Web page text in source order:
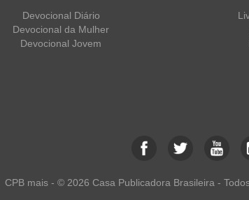
Devocional Diário
Devocional da Mulher
Devocional Jovem
CPB mais - © 2026 Casa Publicadora Brasileira -